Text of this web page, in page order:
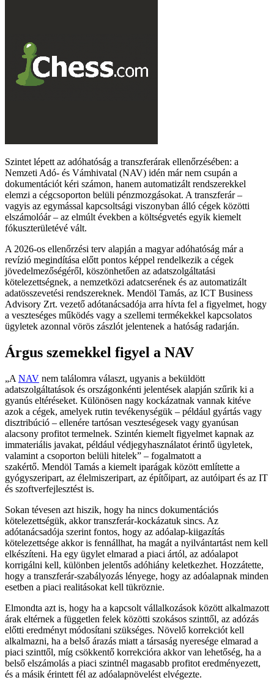
Szintet lépett az adóhatóság a transzferárak ellenőrzésében: a
Nemzeti Adó- és Vámhivatal (NAV) idén már nem csupán a
dokumentációt kéri számon, hanem automatizált rendszerekkel
elemzi a cégcsoporton belüli pénzmozgásokat. A transzferár –
vagyis az egymással kapcsoltsági viszonyban álló cégek közötti
elszámolóár – az elmúlt években a költségvetés egyik kiemelt
fókuszterületévé vált.
A 2026-os ellenőrzési terv alapján a magyar adóhatóság már a
revízió megindítása előtt pontos képpel rendelkezik a cégek
jövedelmezőségéről, köszönhetően az adatszolgáltatási
kötelezettségnek, a nemzetközi adatcserének és az automatizált
adatösszevetési rendszereknek. Mendöl Tamás, az ICT Business
Advisory Zrt. vezető adótanácsadója arra hívta fel a figyelmet, hogy
a veszteséges működés vagy a szellemi termékekkel kapcsolatos
ügyletek azonnal vörös zászlót jelentenek a hatóság radarján.
Árgus szemekkel figyel a NAV
A NAV nem találomra választ, ugyanis a beküldött
adatszolgáltatások és országonkénti jelentések alapján szűrik ki a
gyanús eltéréseket. Különösen nagy kockázatnak vannak kitéve
azok a cégek, amelyek rutin tevékenységük – például gyártás vagy
disztribúció – ellenére tartósan veszteségesek vagy gyanúsan
alacsony profitot termelnek. Szintén kiemelt figyelmet kapnak az
immateriális javakat, például védjegyhasználatot érintő ügyletek,
valamint a csoporton belüli hitelek
– fogalmatott a
szakértő. Mendöl Tamás a kiemelt iparágak között említette a
gyógyszeripart, az élelmiszeripart, az építőipart, az autóipart és az IT
és szoftverfejlesztést is.
Sokan tévesen azt hiszik, hogy ha nincs dokumentációs
kötelezettségük, akkor transzferár-kockázatuk sincs. Az
adótanácsadója szerint fontos, hogy az adóalap-kiigazítás
kötelezettsége akkor is fennállhat, ha magát a nyilvántartást nem kell
elkészíteni. Ha egy ügylet elmarad a piaci ártól, az adóalapot
korrigálni kell, különben jelentős adóhiány keletkezhet. Hozzátette,
hogy a transzferár-szabályozás lényege, hogy az adóalapnak minden
esetben a piaci realitásokat kell tükröznie.
Elmondta azt is, hogy ha a kapcsolt vállalkozások között alkalmazott
árak eltérnek a független felek közötti szokásos szinttől, az adózás
előtti eredményt módosítani szükséges. Növelő korrekciót kell
alkalmazni, ha a belső árazás miatt a társaság nyeresége elmarad a
piaci szinttől, míg csökkentő korrekcióra akkor van lehetőség, ha a
belső elszámolás a piaci szintnél magasabb profitot eredményezett,
és a másik érintett fél az adóalapnövelést elvégezte.